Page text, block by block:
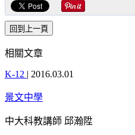
相關文章
K-12 | 2016.03.01
景文中學
中大科教講師 邱瀚陞